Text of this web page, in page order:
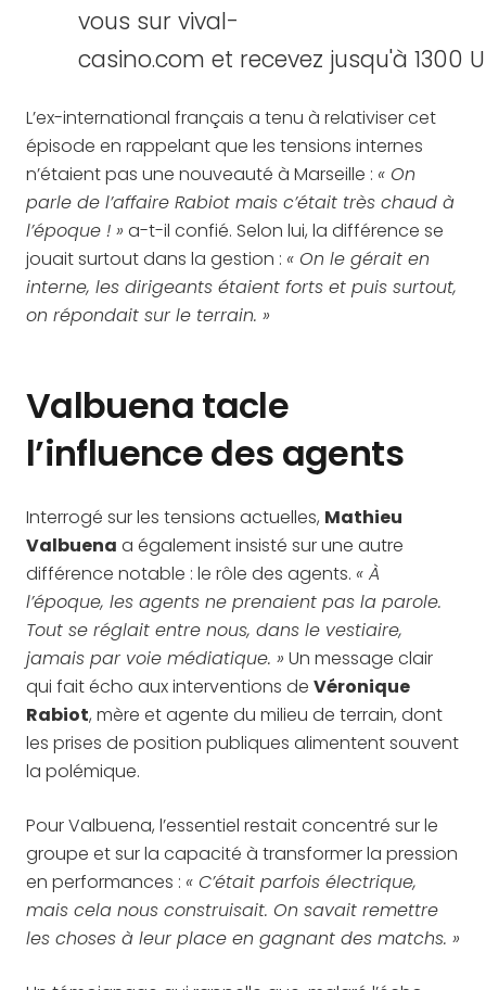
vous sur vival-
casino.com et recevez jusqu'à
L’ex-international français a tenu à relativiser cet
épisode en rappelant que les tensions internes
n’étaient pas une nouveauté à Marseille : « On
parle de l’affaire Rabiot mais c’était très chaud à
l’époque ! » a-t-il confié. Selon lui, la différence se
jouait surtout dans la gestion : « On le gérait en
interne, les dirigeants étaient forts et puis surtout,
on répondait sur le terrain. »
Valbuena tacle
l’influence des agents
Interrogé sur les tensions actuelles, Mathieu
Valbuena a également insisté sur une autre
différence notable : le rôle des agents. « À
l’époque, les agents ne prenaient pas la parole.
Tout se réglait entre nous, dans le vestiaire,
jamais par voie médiatique. » Un message clair
qui fait écho aux interventions de Véronique
Rabiot, mère et agente du milieu de terrain, dont
les prises de position publiques alimentent souvent
la polémique.
Pour Valbuena, l’essentiel restait concentré sur le
groupe et sur la capacité à transformer la pression
en performances : « C’était parfois électrique,
mais cela nous construisait. On savait remettre
les choses à leur place en gagnant des matchs. »